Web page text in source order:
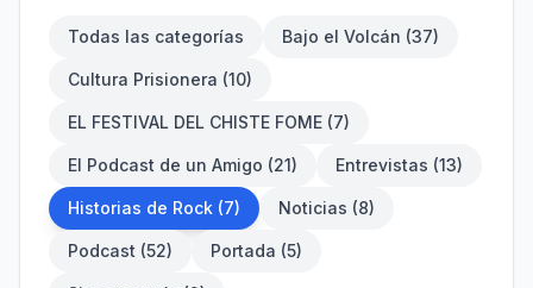
Todas las categorías Bajo el Volcán (37)
Cultura Prisionera (10)
EL FESTIVAL DEL CHISTE FOME (7)
El Podcast de un Amigo (21) Entrevistas (13)
Historias de Rock (7) Noticias (8)
Podcast (52) Portada (5)